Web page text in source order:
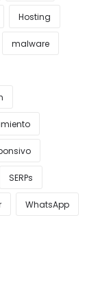
Hosting
malware
SERPs
WhatsApp